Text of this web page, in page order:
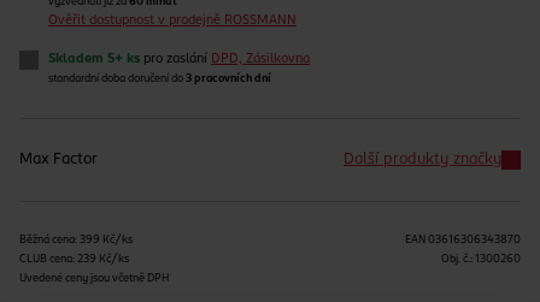
Ověřit dostupnost v prodejně ROSSMANN
Skladem 5+ ks pro zaslání DPD, Zásilkovna
standardní doba doručení do 3 pracovních dní
Max Factor Další produkty značky
Běžná cena: 399 Kč/ks
CLUB cena: 239 Kč/ks
Uvedené ceny jsou včetně DPH
EAN 03616306343870
Obj. č.: 1300260